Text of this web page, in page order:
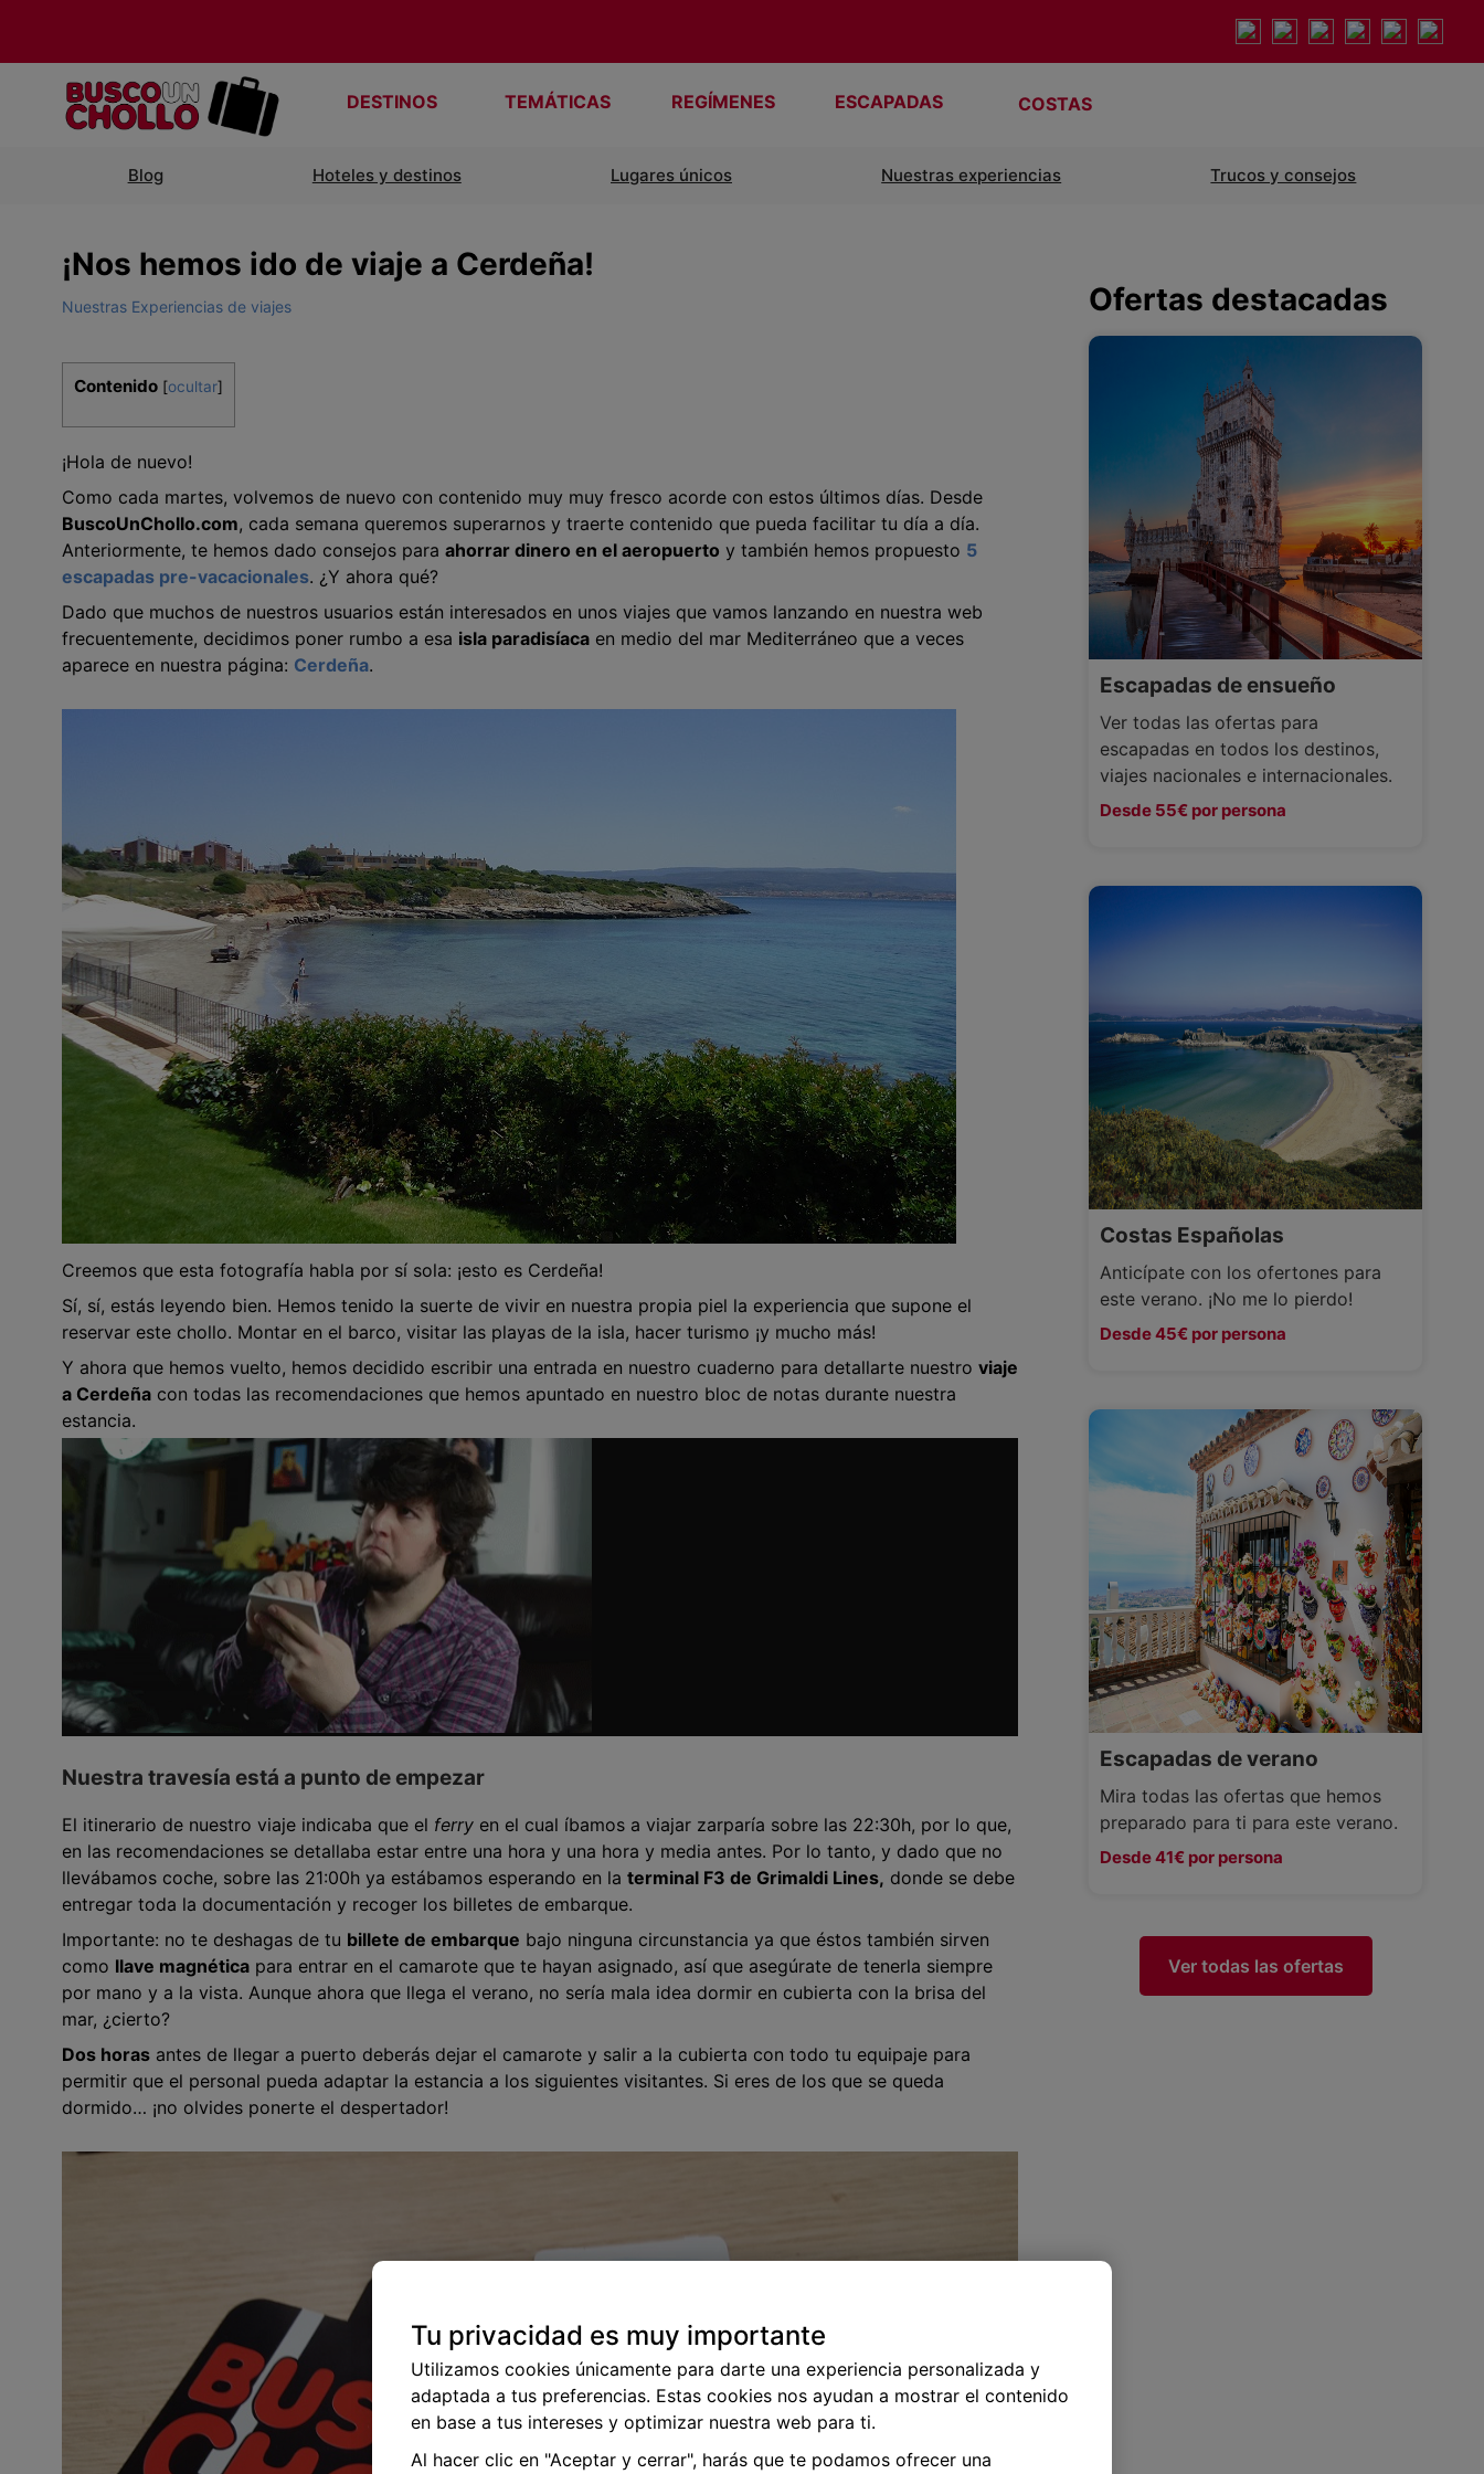
DESTINOS TEMÁTICAS REGÍMENES ESCAPADAS COSTAS
Blog Hoteles y destinos Lugares únicos Nuestras experiencias Trucos y consejos
¡Nos hemos ido de viaje a Cerdeña!
Nuestras Experiencias de viajes
Contenido [ocultar]
¡Hola de nuevo!
Como cada martes, volvemos de nuevo con contenido muy muy fresco acorde con estos últimos días. Desde
BuscoUnChollo.com, cada semana queremos superarnos y traerte contenido que pueda facilitar tu día a día.
Anteriormente, te hemos dado consejos para ahorrar dinero en el aeropuerto y también hemos propuesto 5
escapadas pre-vacacionales. ¿Y ahora qué?
Dado que muchos de nuestros usuarios están interesados en unos viajes que vamos lanzando en nuestra web
frecuentemente, decidimos poner rumbo a esa isla paradisíaca en medio del mar Mediterráneo que a veces
aparece en nuestra página: Cerdeña.
Creemos que esta fotografía habla por sí sola: ¡esto es Cerdeña!
Sí, sí, estás leyendo bien. Hemos tenido la suerte de vivir en nuestra propia piel la experiencia que supone el
reservar este chollo. Montar en el barco, visitar las playas de la isla, hacer turismo ¡y mucho más!
Y ahora que hemos vuelto, hemos decidido escribir una entrada en nuestro cuaderno para detallarte nuestro viaje
a Cerdeña con todas las recomendaciones que hemos apuntado en nuestro bloc de notas durante nuestra
estancia.
Nuestra travesía está a punto de empezar
El itinerario de nuestro viaje indicaba que el ferry en el cual íbamos a viajar zarparía sobre las 22:30h, por lo que,
en las recomendaciones se detallaba estar entre una hora y una hora y media antes. Por lo tanto, y dado que no
llevábamos coche, sobre las 21:00h ya estábamos esperando en la terminal F3 de Grimaldi Lines, donde se debe
entregar toda la documentación y recoger los billetes de embarque.
Importante: no te deshagas de tu billete de embarque bajo ninguna circunstancia ya que éstos también sirven
como llave magnética para entrar en el camarote que te hayan asignado, así que asegúrate de tenerla siempre
por mano y a la vista. Aunque ahora que llega el verano, no sería mala idea dormir en cubierta con la brisa del
mar, ¿cierto?
Dos horas antes de llegar a puerto deberás dejar el camarote y salir a la cubierta con todo tu equipaje para
permitir que el personal pueda adaptar la estancia a los siguientes visitantes. Si eres de los que se queda
dormido… ¡no olvides ponerte el despertador!
Ofertas destacadas
Escapadas de ensueño
Ver todas las ofertas para
escapadas en todos los destinos,
viajes nacionales e internacionales.
Desde 55€ por persona
Costas Españolas
Anticípate con los ofertones para
este verano. ¡No me lo pierdo!
Desde 45€ por persona
Escapadas de verano
Mira todas las ofertas que hemos
preparado para ti para este verano.
Desde 41€ por persona
Ver todas las ofertas
Tu privacidad es muy importante
Utilizamos cookies únicamente para darte una experiencia personalizada y
adaptada a tus preferencias. Estas cookies nos ayudan a mostrar el contenido
en base a tus intereses y optimizar nuestra web para ti.
Al hacer clic en "Aceptar y cerrar", harás que te podamos ofrecer una